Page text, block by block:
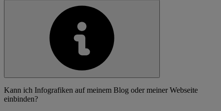
Kann ich Infografiken auf meinem Blog oder meiner Webseite
einbinden?